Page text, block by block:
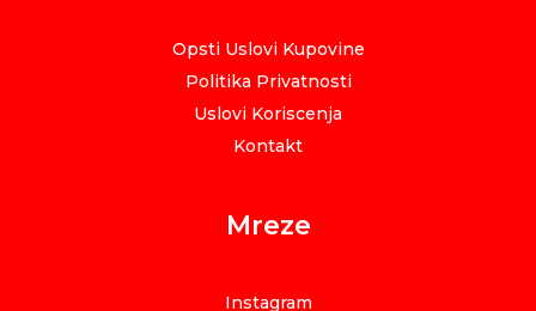
Opsti Uslovi Kupovine
Politika Privatnosti
Uslovi Koriscenja
Kontakt
Mreze
Instagram